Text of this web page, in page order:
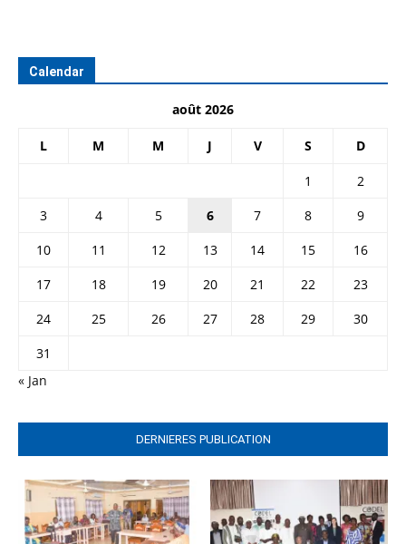
Calendar
août 2026
L M M J V S D
1
2
3
4 5 6 7 8
9
10
11 12 13 14 15
16
17
18 19 20 21 22
23
24
25 26 27 28 29
30
31
« Jan
DERNIERES PUBLICATION